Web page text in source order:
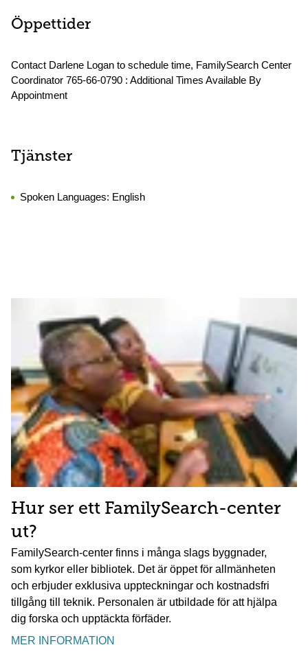
Öppettider
Contact Darlene Logan to schedule time, FamilySearch Center
Coordinator 765-66-0790 : Additional Times Available By
Appointment
Tjänster
Spoken Languages: English
Hur ser ett FamilySearch-center
ut?
FamilySearch-center finns i många slags byggnader,
som kyrkor eller bibliotek. Det är öppet för allmänheten
och erbjuder exklusiva uppteckningar och kostnadsfri
tillgång till teknik. Personalen är utbildade för att hjälpa
dig forska och upptäckta förfäder.
MER INFORMATION